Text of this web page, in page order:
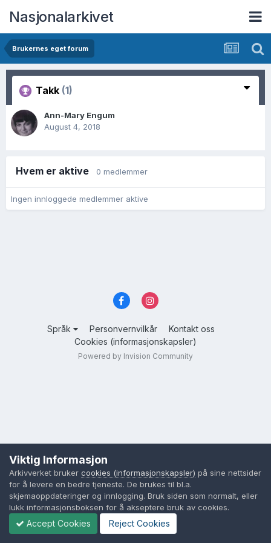
Nasjonalarkivet
Brukernes eget forum
Takk (1)
Ann-Mary Engum
August 4, 2018
Hvem er aktive 0 medlemmer
Ingen innloggede medlemmer aktive
Språk Personvernvilkår
Kontakt oss
Cookies (informasjonskapsler)
Powered by Invision Community
Viktig Informasjon
Arkivverket bruker cookies (informasjonskapsler) på sine nettsider
for å levere en bedre tjeneste. De brukes til bl.a.
skjemaoppdateringer og innlogging. Bruk siden som normalt, eller
lukk informasjonsboksen for å akseptere bruk av cookies.
Accept Cookies Reject Cookies